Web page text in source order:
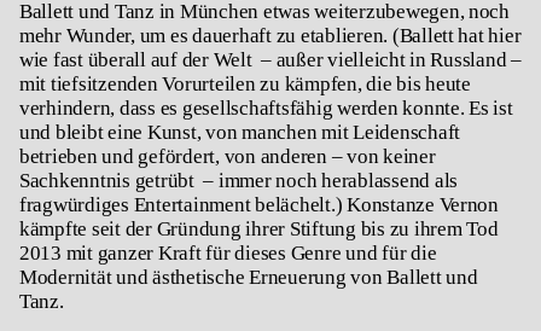
Ballett und Tanz in München etwas weiterzubewegen, noch
mehr Wunder, um es dauerhaft zu etablieren. (Ballett hat hier
wie fast überall auf der Welt – außer vielleicht in Russland –
mit tiefsitzenden Vorurteilen zu kämpfen, die bis heute
verhindern, dass es gesellschaftsfähig werden konnte. Es ist
und bleibt eine Kunst, von manchen mit Leidenschaft
betrieben und gefördert, von anderen – von keiner
Sachkenntnis getrübt – immer noch herablassend als
fragwürdiges Entertainment belächelt.) Konstanze Vernon
kämpfte seit der Gründung ihrer Stiftung bis zu ihrem Tod
2013 mit ganzer Kraft für dieses Genre und für die
Modernität und ästhetische Erneuerung von Ballett und
Tanz.